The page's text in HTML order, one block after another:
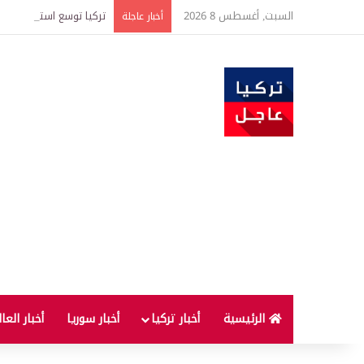
السبت, أغسطس 8 2026 أخبار عاجلة تركيا توسع استثمارات الطاقة في 3 قارات
الرئيسية أخبار تركيا أخبار سوريا أخبار